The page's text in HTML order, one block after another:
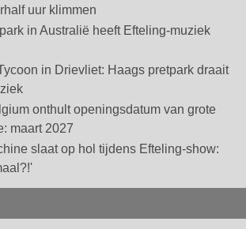
uur klimmen
in Australië heeft Efteling-muziek
in Drievliet: Haags pretpark draait
onthult openingsdatum van grote
maart 2027
slaat op hol tijdens Efteling-show: